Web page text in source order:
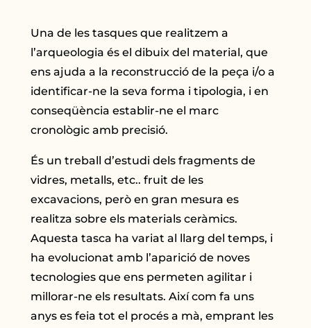
Una de les tasques que realitzem a
l’arqueologia és el dibuix del material, que
ens ajuda a la reconstrucció de la peça i/o a
identificar-ne la seva forma i tipologia, i en
conseqüència establir-ne el marc
cronològic amb precisió.
És un treball d’estudi dels fragments de
vidres, metalls, etc.. fruit de les
excavacions, però en gran mesura es
realitza sobre els materials ceràmics.
Aquesta tasca ha variat al llarg del temps, i
ha evolucionat amb l’aparició de noves
tecnologies que ens permeten agilitar i
millorar-ne els resultats. Així com fa uns
anys es feia tot el procés a mà, emprant les